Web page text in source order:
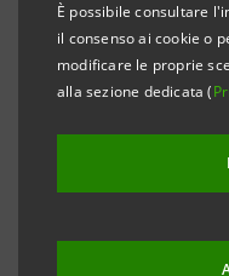
È possibile consultare
il consenso ai cookie o
modificare le proprie
alla sezione dedicata (
tramite un
concesso